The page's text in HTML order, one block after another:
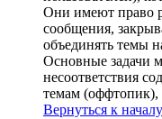
Они имеют право
сообщения,
объединять темы
Основные задачи
несоответствия
темам (оффтопик),
Вернуться к началу